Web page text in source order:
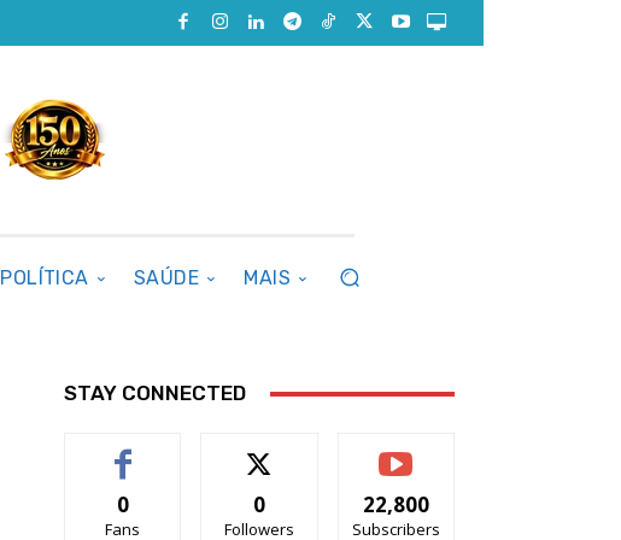
POLÍTICA SAÚDE MAIS
STAY CONNECTED
0
Fans
0
Followers
22,800
Subscribers